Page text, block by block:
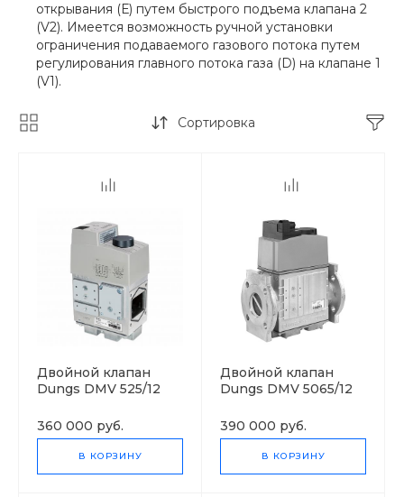
открывания (Е) путем быстрого подъема клапана 2
(V2). Имеется возможность ручной установки
ограничения подаваемого газового потока путем
регулирования главного потока газа (D) на клапане 1
(V1).
Сортировка
Двойной клапан
Dungs DMV 525/12
360 000 руб.
В КОРЗИНУ
Двойной клапан
Dungs DMV 5065/12
390 000 руб.
В КОРЗИНУ